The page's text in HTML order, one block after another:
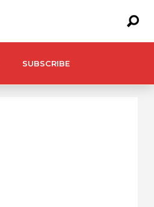
SUBSCRIBE